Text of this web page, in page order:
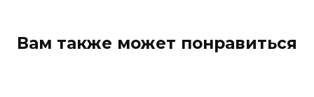
Вам также может понравиться